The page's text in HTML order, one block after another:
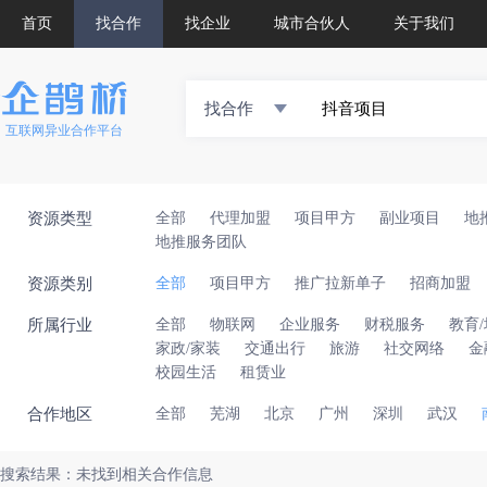
首页 找合作 找企业 城市合伙人 关于我们
互联网异业合作平台
找合作
资源类型 全部 代理加盟 项目甲方 副业项目
地
地推服务团队
资源类别 全部 项目甲方 推广拉新单子 招商加盟
所属行业 全部 物联网 企业服务 财税服务
教育/
家政/家装
交通出行 旅游 社交网络
金
校园生活
租赁业
合作地区 全部 芜湖 北京 广州 深圳 武汉
搜索结果：未找到相关合作信息